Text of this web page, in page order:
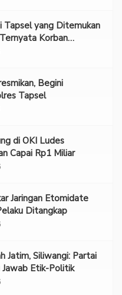
Tapsel yang Ditemukan
Korban
Begini
Tapsel
di OKI Ludes
Capai Rp1 Miliar
Jaringan Etomidate
Ditangkap
Jatim, Siliwangi: Partai
Jawab Etik-Politik